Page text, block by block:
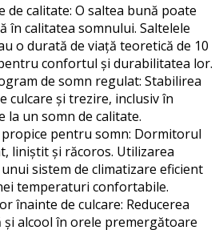
de calitate: O saltea bună poate
în calitatea somnului. Saltelele
o durată de viață teoretică de 10
confortul și durabilitatea lor.
de somn regulat: Stabilirea
culcare și trezire, inclusiv în
un somn de calitate.
pentru somn: Dormitorul
liniștit și răcoros. Utilizarea
sistem de climatizare eficient
temperaturi confortabile.
înainte de culcare: Reducerea
și alcool în orele premergătoare